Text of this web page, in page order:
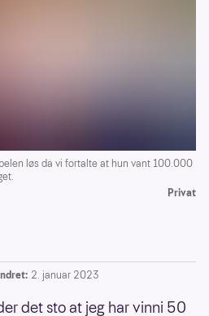
løs da vi fortalte at hun vant 100.000
Privat
2. januar 2023
det sto at jeg har vinni 50